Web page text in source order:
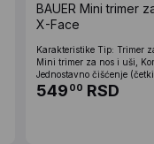
BAUER Mini trimer
X-Face
Karakteristike Tip: Trimer
Mini trimer za nos i uši,
Jednostavno čišćenje
549 00 RSD